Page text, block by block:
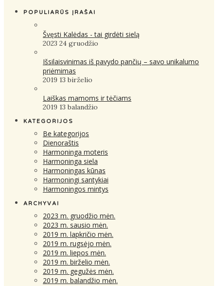
POPULIARŪS ĮRAŠAI
Švęsti Kalėdas - tai girdėti sielą
2023 24 gruodžio
Išsilaisvinimas iš pavydo pančių – savo unikalumo
priėmimas
2019 13 birželio
Laiškas mamoms ir tėčiams
2019 13 balandžio
KATEGORIJOS
Be kategorijos
Dienoraštis
Harmoninga moteris
Harmoninga siela
Harmoningas kūnas
Harmoningi santykiai
Harmoningos mintys
ARCHYVAI
2023 m. gruodžio mėn.
2023 m. sausio mėn.
2019 m. lapkričio mėn.
2019 m. rugsėjo mėn.
2019 m. liepos mėn.
2019 m. birželio mėn.
2019 m. gegužės mėn.
2019 m. balandžio mėn.